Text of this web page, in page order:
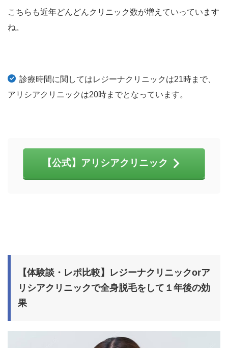
こちらも近年どんどんクリニック数が増えていっています
ね。
診療時間に関してはレジーナクリニックは21時まで、
アリシアクリニックは20時までとなっています。
【公式】アリシアクリニック
【体験談・レポ比較】レジーナクリニックorア
リシアクリニックで全身脱毛をして１年後の効
果